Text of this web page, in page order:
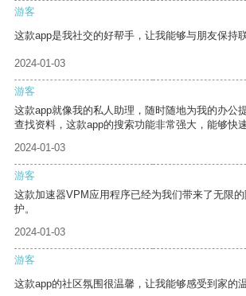
游客
这款app是我社交的好帮手，让我能够与朋友保持
2024-01-03
游客
这款app就像我的私人助理，随时随地为我的办公
查找资料，这款app的搜索功能非常强大，能够快
2024-01-03
游客
这款加速器VPM应用程序已经为我们带来了无限
护。
2024-01-03
游客
这款app的社区氛围很温馨，让我能够感受到家的温